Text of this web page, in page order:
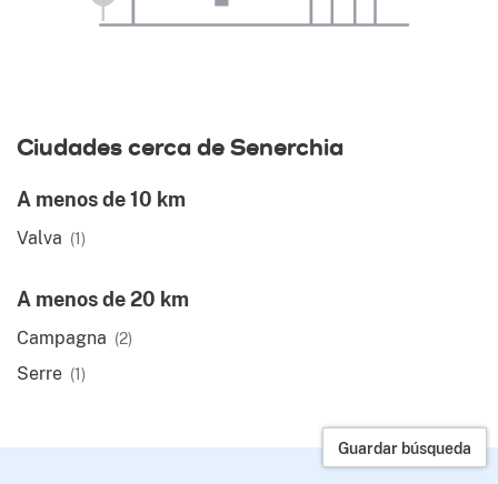
Ciudades cerca de Senerchia
A menos de 10 km
Valva (1)
A menos de 20 km
Campagna (2)
Serre (1)
Guardar búsqueda